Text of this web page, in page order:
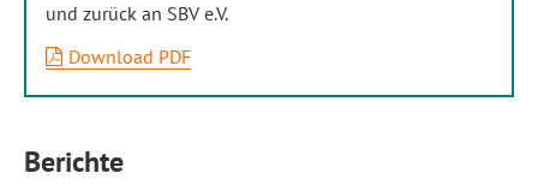
und zurück an SBV e.V.
Download PDF
Berichte